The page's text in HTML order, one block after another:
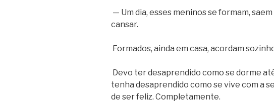
— Um dia, esses meninos se formam,
cansar.
Formados, ainda em casa, acordam
Devo ter desaprendido como se dorme
tenha desaprendido como se vive com a
de ser feliz. Completamente.